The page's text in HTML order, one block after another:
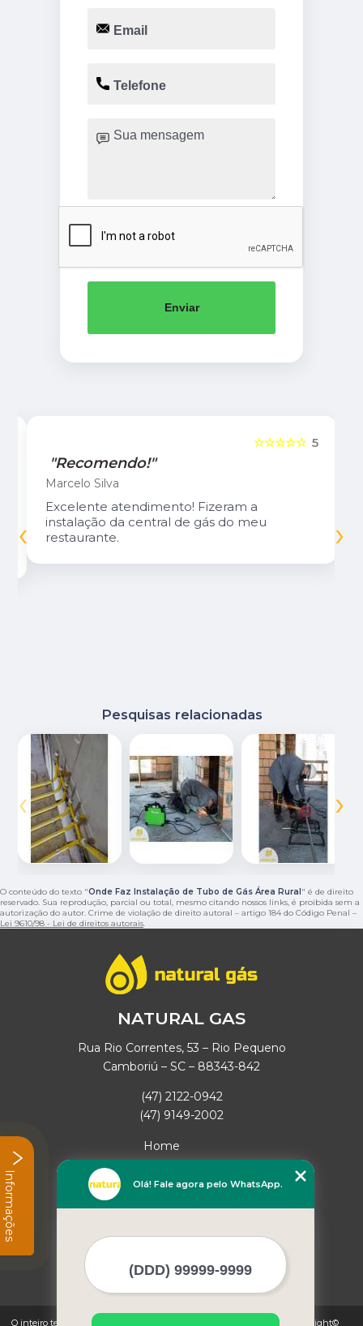
Enviar
5
☆☆☆☆☆
"Recomendo!"
Marcelo Silva
Excelente atendimento! Fizeram a
instalação da central de gás do meu
restaurante.
‹ ›
Pesquisas relacionadas
‹ ›
O conteúdo do texto "Onde Faz Instalação de Tubo de Gás Área Rural " é de direito
reservado. Sua reprodução, parcial ou total, mesmo citando nossos links, é proibida sem a
autorização do autor. Crime de violação de direito autoral – artigo 184 do Código Penal –
Lei 9610/98 - Lei de direitos autorais.
NATURAL GAS
Rua Rio Correntes, 53 – Rio Pequeno
Camboriú – SC – 88343-842
(47) 2122-0942
(47) 9149-2002
Home
Empresa
Missão
Mapa do site
O inteiro teor deste site está sujeito à proteção de direitos autorais. Copyright©
Olá! Fale agora pelo WhatsApp.
Informações